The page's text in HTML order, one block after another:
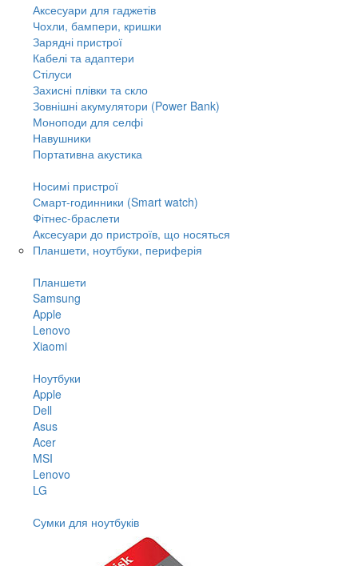
Аксесуари для гаджетів
Чохли, бампери, кришки
Зарядні пристрої
Кабелі та адаптери
Стілуси
Захисні плівки та скло
Зовнішні акумулятори (Power Bank)
Моноподи для селфі
Навушники
Портативна акустика
Носимі пристрої
Смарт-годинники (Smart watch)
Фітнес-браслети
Аксесуари до пристроїв, що носяться
Планшети, ноутбуки, периферія
Планшети
Samsung
Apple
Lenovo
Xiaomi
Ноутбуки
Apple
Dell
Asus
Acer
MSI
Lenovo
LG
Сумки для ноутбуків